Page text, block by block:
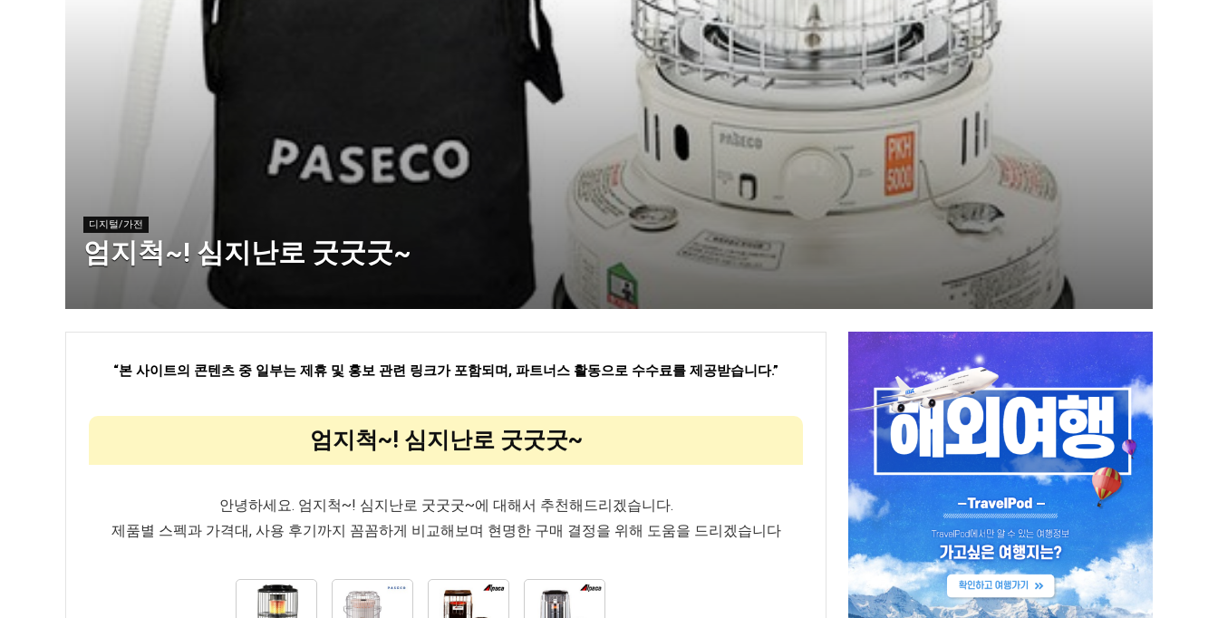
디지털/가전
엄지척~! 심지난로 굿굿굿~
“본 사이트의 콘텐츠 중 일부는 제휴 및 홍보 관련 링크가 포함되며, 파트너스 활동으로 수수료를 제공받습니다.”
엄지척~! 심지난로 굿굿굿~
안녕하세요. 엄지척~! 심지난로 굿굿굿~에 대해서 추천해드리겠습니다.
제품별 스펙과 가격대, 사용 후기까지 꼼꼼하게 비교해보며 현명한 구매 결정을 위해 도움을 드리겠습니다